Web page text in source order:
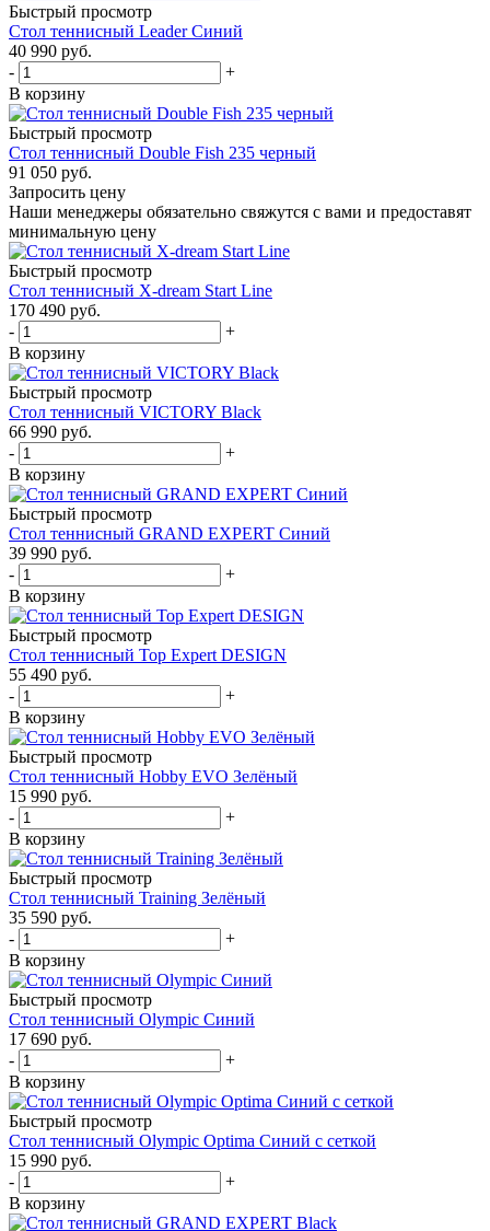
Быстрый просмотр
Стол теннисный Leader Синий
40 990 руб.
-
+
В корзину
Быстрый просмотр
Стол теннисный Double Fish 235 черный
91 050 руб.
Запросить цену
Наши менеджеры обязательно свяжутся с вами и предоставят
минимальную цену
Быстрый просмотр
Стол теннисный X-dream Start Line
170 490 руб.
-
+
В корзину
Быстрый просмотр
Стол теннисный VICTORY Black
66 990 руб.
-
+
В корзину
Быстрый просмотр
Стол теннисный GRAND EXPERT Синий
39 990 руб.
-
+
В корзину
Быстрый просмотр
Стол теннисный Top Expert DESIGN
55 490 руб.
-
+
В корзину
Быстрый просмотр
Стол теннисный Hobby EVO Зелёный
15 990 руб.
-
+
В корзину
Быстрый просмотр
Стол теннисный Training Зелёный
35 590 руб.
-
+
В корзину
Быстрый просмотр
Стол теннисный Olympic Синий
17 690 руб.
-
+
В корзину
Быстрый просмотр
Стол теннисный Olympic Optima Синий с сеткой
15 990 руб.
-
+
В корзину